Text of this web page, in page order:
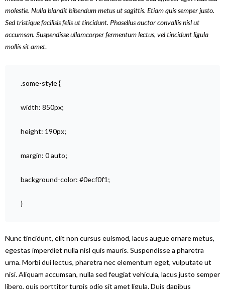
molestie. Nulla blandit bibendum metus ut sagittis. Etiam quis semper justo.
Sed tristique facilisis felis ut tincidunt. Phasellus auctor convallis nisl ut
accumsan. Suspendisse ullamcorper fermentum lectus, vel tincidunt ligula
mollis sit amet.
.some-style {
width: 850px;
height: 190px;
margin: 0 auto;
background-color: #0ecf0f1;
}
Nunc tincidunt, elit non cursus euismod, lacus augue ornare metus,
egestas imperdiet nulla nisl quis mauris. Suspendisse a pharetra
urna. Morbi dui lectus, pharetra nec elementum eget, vulputate ut
nisi. Aliquam accumsan, nulla sed feugiat vehicula, lacus justo semper
libero, quis porttitor turpis odio sit amet ligula. Duis dapibus